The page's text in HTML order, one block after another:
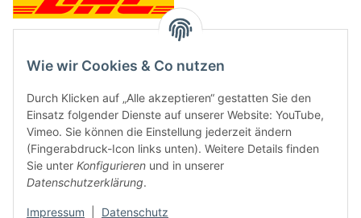
Neben dem Onlineshop haben wir ein Ladengeschäft in Hütten:
Frontline Games
Färbereiweg 3A
24358 Hütten
Wie wir Cookies & Co nutzen
Durch Klicken auf „Alle akzeptieren“ gestatten Sie den
Einsatz folgender Dienste auf unserer Website: YouTube,
Vimeo. Sie können die Einstellung jederzeit ändern
(Fingerabdruck-Icon links unten). Weitere Details finden
Sie unter Konfigurieren und in unserer
Datenschutzerklärung.
Impressum Datenschutz